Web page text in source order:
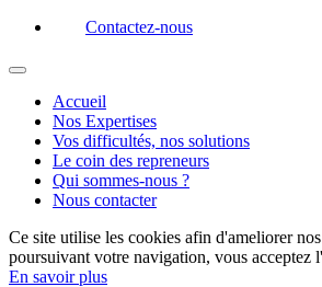
Contactez-nous
Accueil
Nos Expertises
Vos difficultés, nos solutions
Le coin des repreneurs
Qui sommes-nous ?
Nous contacter
Ce site utilise les cookies afin d'ameliorer
poursuivant votre navigation, vous acceptez
En savoir plus